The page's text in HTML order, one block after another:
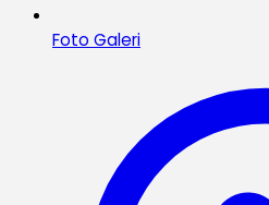
Foto Galeri